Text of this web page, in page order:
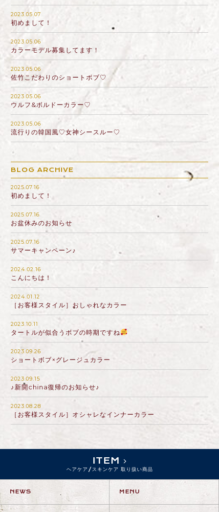
2023.05.07
初めまして！
2023.05.06
カラーモデル募集してます！
2023.05.06
佐竹こだわりのショートボブ♡
2023.05.06
ウルフ&ボルドーカラー♡
2023.05.06
流行りの韓国風♡女神シースルー♡
BLOG ARCHIVE
2025.07.16
初めまして！
2025.07.16
お盆休みのお知らせ
2025.07.16
サマーキャンペーン♪
2024.02.16
こんにちは！
2024.01.12
［お客様スタイル］おしゃれなカラー
2023.10.11
タートルが似合うボブの時期ですね
2023.09.26
ショートボブ×グレージュカラー
2023.09.15
♪新開china復帰のお知らせ♪
2023.08.28
［お客様スタイル］オシャレなインナーカラー
ITEM
ヘアケア/スキンケア 取り扱い商品
NEWS MENU